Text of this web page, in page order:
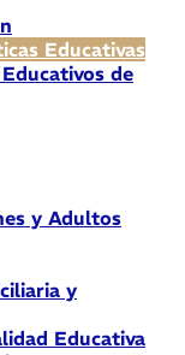
Educativas
de
y Adultos
y
Educativa